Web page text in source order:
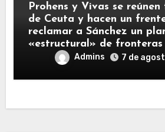
Prohens y Vivas se
de Ceuta y hacen un
reclamar a Sánchez un
«estructural» de fronteras
Admins 7 de